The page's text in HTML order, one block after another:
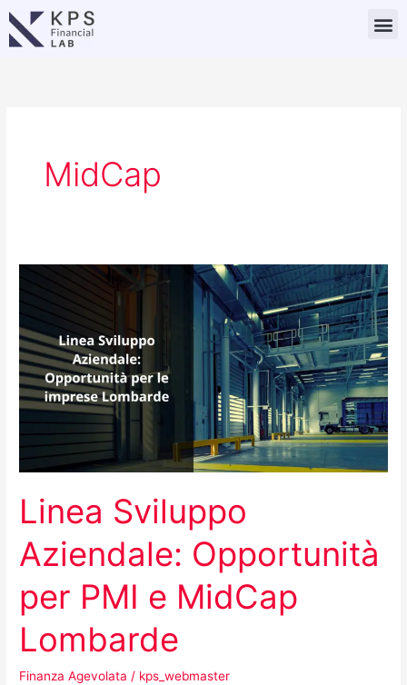
Vai
MidCap
Linea Sviluppo
Aziendale: Opportunità
per PMI e MidCap
Lombarde
Finanza Agevolata / kps_webmaster
Aziendale:
Opportunità
per
PMI
e
MidCap
Lombarde